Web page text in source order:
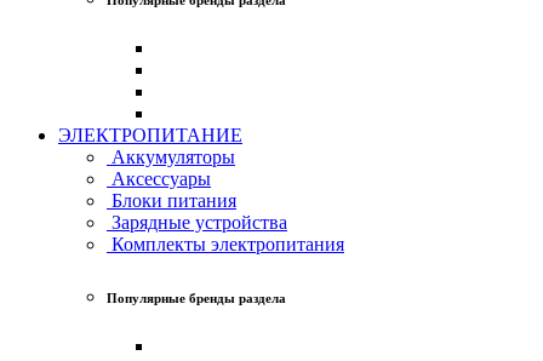
ЭЛЕКТРОПИТАНИЕ
Аккумуляторы
Аксессуары
Блоки питания
Зарядные устройства
Комплекты электропитания
Популярные бренды раздела